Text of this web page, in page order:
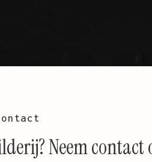
Neem contact